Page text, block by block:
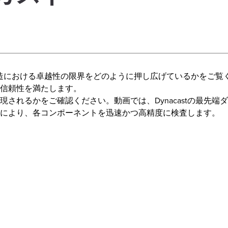
における卓越性の限界をどのように押し広げているかをご覧
頼性を満たします。
れるかをご確認ください。動画では、Dynacastの最先端
り、各コンポーネントを迅速かつ高精度に検査します。